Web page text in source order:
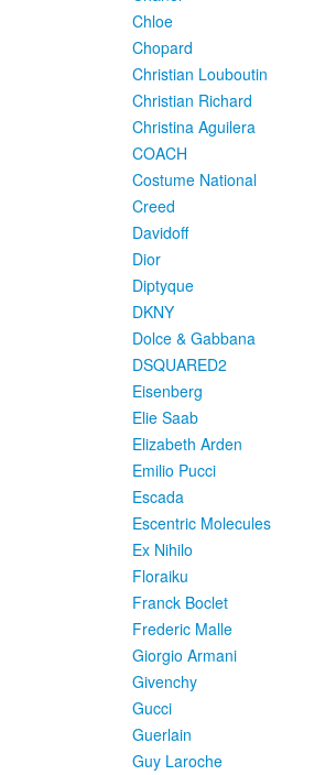
Chloe
Chopard
Christian Louboutin
Christian Richard
Christina Aguilera
COACH
Costume National
Creed
Davidoff
Dior
Diptyque
DKNY
Dolce & Gabbana
DSQUARED2
Eisenberg
Elie Saab
Elizabeth Arden
Emilio Pucci
Escada
Escentric Molecules
Ex Nihilo
Floraiku
Franck Boclet
Frederic Malle
Giorgio Armani
Givenchy
Gucci
Guerlain
Guy Laroche